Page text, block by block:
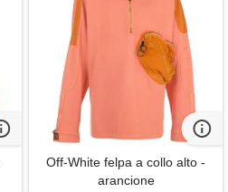
Off-White felpa a collo alto -
arancione